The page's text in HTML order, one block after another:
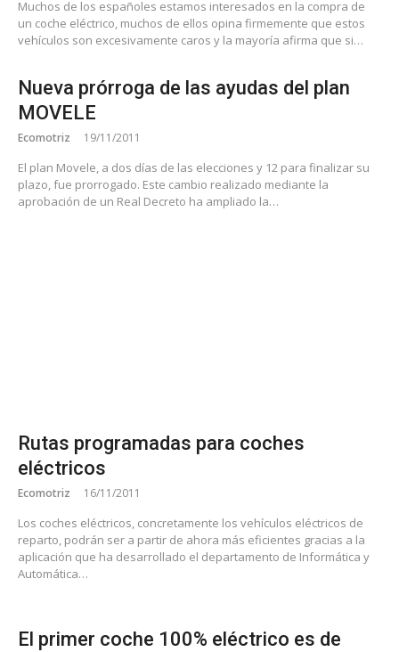
Muchos de los españoles estamos interesados en la compra de
un coche eléctrico, muchos de ellos opina firmemente que estos
vehículos son excesivamente caros y la mayoría afirma que si…
Nueva prórroga de las ayudas del plan
MOVELE
Ecomotriz 19/11/2011
El plan Movele, a dos días de las elecciones y 12 para finalizar su
plazo, fue prorrogado. Este cambio realizado mediante la
aprobación de un Real Decreto ha ampliado la…
Rutas programadas para coches
eléctricos
Ecomotriz 16/11/2011
Los coches eléctricos, concretamente los vehículos eléctricos de
reparto, podrán ser a partir de ahora más eficientes gracias a la
aplicación que ha desarrollado el departamento de Informática y
Automática…
El primer coche 100% eléctrico es de